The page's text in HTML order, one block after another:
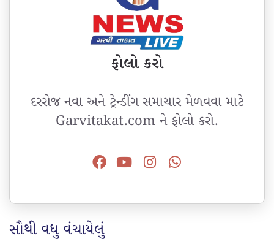
ફોલો કરો
દરરોજ નવા અને ટ્રેન્ડીંગ સમાચાર મેળવવા માટે
Garvitakat.com ને ફોલો કરો.
સૌથી વધુ વંચાયેલું